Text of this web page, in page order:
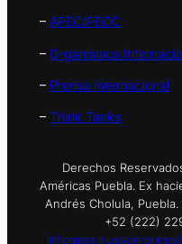
– APEC/PECC
– Organismos
– Prensa Internacional
– Think Tanks
Derechos
Américas Puebla. Ex
Andrés Cholula,
+52 (222)